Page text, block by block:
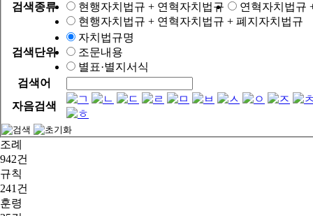
검색종류
현행자치법규 + 연혁자치법규
연혁자치법규
현행자치법규 + 연혁자치법규 + 폐지자치법규
검색단위
자치법규명
조문내용
별표·별지서식
검색어
자음검색
조례
942건
규칙
241건
훈령